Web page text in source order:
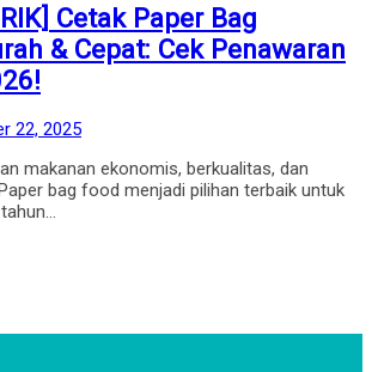
Cetak Paper Bag
& Cepat: Cek Penawaran
22, 2025
makanan ekonomis, berkualitas, dan
bag food menjadi pilihan terbaik untuk